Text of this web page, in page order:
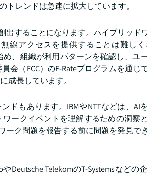
レンドは急速に拡大しています。
出することになります。ハイブリッド
線アクセスを提供することは難しく
、組織が利用パターンを確認し、ユ
会（FCC）のE-Rateプログラムを通じ
成長しています。
ドもあります。IBMやNTTなどは、AI
ークイベントを理解するための洞察
ーク問題を報告する前に問題を発見で
TelekomのT-Systemsなどの